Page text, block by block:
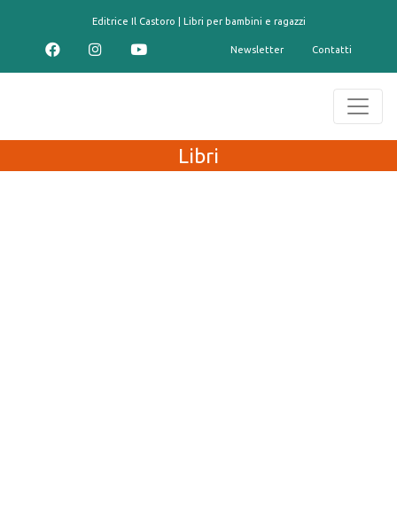
Editrice Il Castoro | Libri per bambini e ragazzi
Newsletter Contatti
Libri